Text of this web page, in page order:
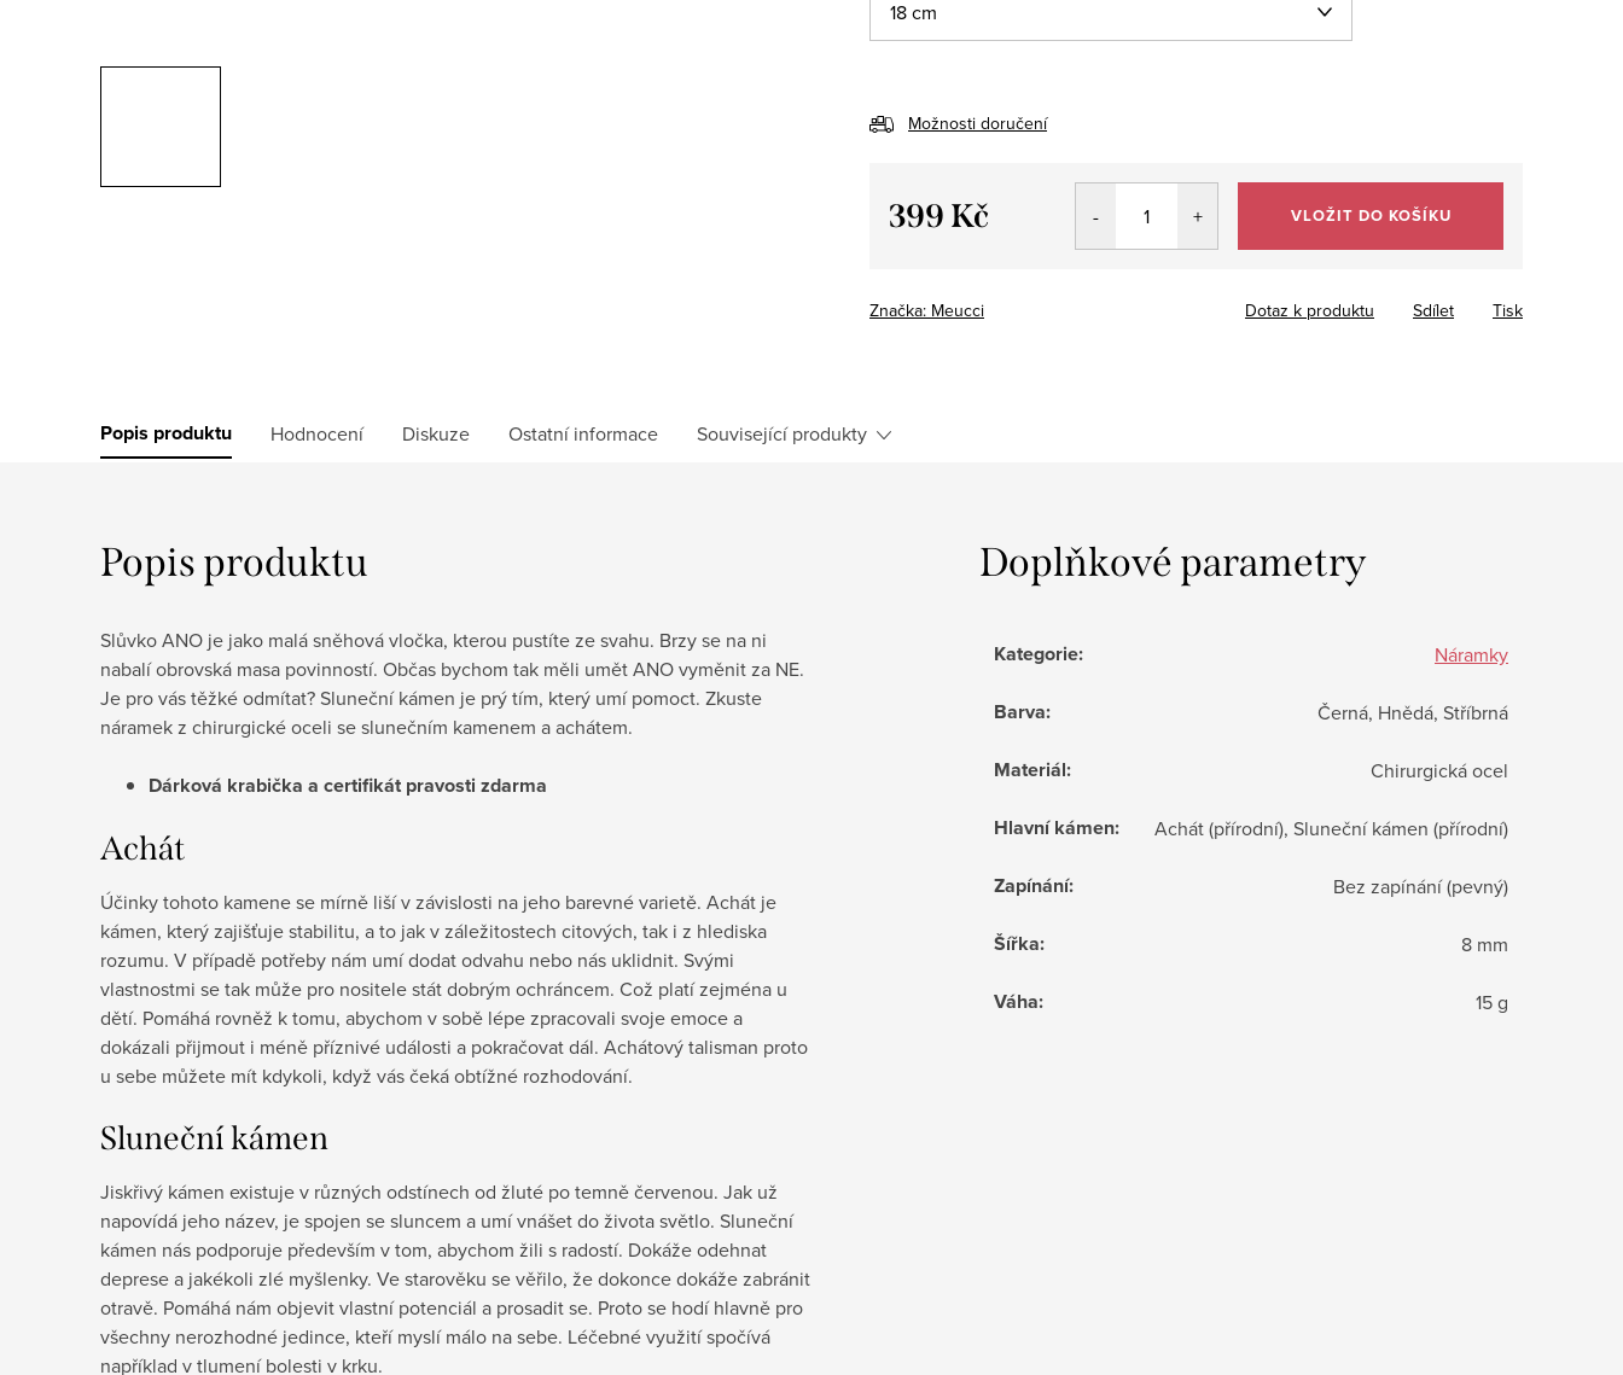
Možnosti doručení
399 Kč VLOŽIT DO KOŠÍKU
Značka: Meucci Tisk
Dotaz k produktu Sdílet
Popis produktu Hodnocení Diskuze Ostatní informace Související produkty
Popis produktu
Slůvko ANO je jako malá sněhová vločka, kterou pustíte ze svahu. Brzy se na ni
nabalí obrovská masa povinností. Občas bychom tak měli umět ANO vyměnit za NE.
Je pro vás těžké odmítat? Sluneční kámen je prý tím, který umí pomoct. Zkuste
náramek z chirurgické oceli se slunečním kamenem a achátem.
Dárková krabička a certifikát pravosti zdarma
Achát
Účinky tohoto kamene se mírně liší v závislosti na jeho barevné varietě. Achát je
kámen, který zajišťuje stabilitu, a to jak v záležitostech citových, tak i z hlediska
rozumu. V případě potřeby nám umí dodat odvahu nebo nás uklidnit. Svými
vlastnostmi se tak může pro nositele stát dobrým ochráncem. Což platí zejména u
dětí. Pomáhá rovněž k tomu, abychom v sobě lépe zpracovali svoje emoce a
dokázali přijmout i méně příznivé události a pokračovat dál. Achátový talisman proto
u sebe můžete mít kdykoli, když vás čeká obtížné rozhodování.
Sluneční kámen
Jiskřivý kámen existuje v různých odstínech od žluté po temně červenou. Jak už
napovídá jeho název, je spojen se sluncem a umí vnášet do života světlo. Sluneční
kámen nás podporuje především v tom, abychom žili s radostí. Dokáže odehnat
deprese a jakékoli zlé myšlenky. Ve starověku se věřilo, že dokonce dokáže zabránit
otravě. Pomáhá nám objevit vlastní potenciál a prosadit se. Proto se hodí hlavně pro
všechny nerozhodné jedince, kteří myslí málo na sebe. Léčebné využití spočívá
například v tlumení bolesti v krku.
Doplňkové parametry
Kategorie: Náramky
Barva: Černá, Hnědá, Stříbrná
Materiál: Chirurgická ocel
Hlavní kámen: Achát (přírodní), Sluneční kámen (přírodní)
Zapínání: Bez zapínání (pevný)
Šířka: 8 mm
Váha: 15 g